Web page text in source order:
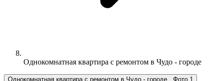
Однокомнатная квартира с ремонтом в Чудо - городе
Однокомнатная квартира с ремонтом в Чудо - городе , Фото 1